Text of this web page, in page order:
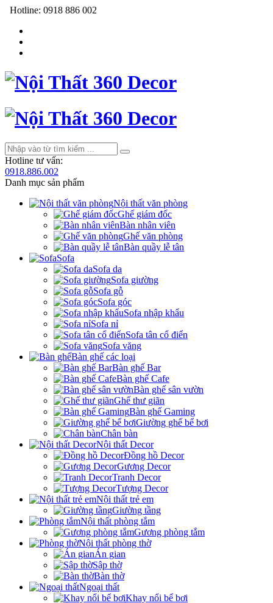
Hotline: 0918 886 002
Hotline tư vấn:
0918.886.002
Danh mục sản phẩm
Nội thất văn phòng
Ghế giám đốc
Bàn nhân viên
Ghế văn phòng
Bàn quầy lễ tân
Sofa
Sofa da
Sofa giường
Sofa gỗ
Sofa góc
Sofa nhập khẩu
Sofa nỉ
Sofa tân cổ điển
Sofa văng
Bàn ghế các loại
Bàn ghế Bar
Bàn ghế Cafe
Bàn ghế sân vườn
Ghế thư giãn
Bàn ghế Gaming
Giường ghế bể bơi
Chân bàn
Nội thất Decor
Đồng hồ Decor
Gương Decor
Tranh Decor
Tượng Decor
Nội thất trẻ em
Giường tầng
Nội thất phòng tắm
Gương phòng tắm
Nội thất phòng thờ
Án gian
Sập thờ
Bàn thờ
Ngoại thất
Khay nổi bể bơi